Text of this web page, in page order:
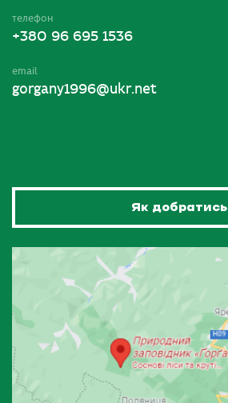
телефон
+380 96 695 1536
email
gorgany1996@ukr.net
Як добратись